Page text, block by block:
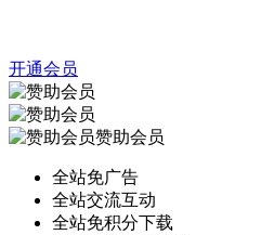
开通会员
赞助会员
全站免广告
全站交流互动
全站免积分下载